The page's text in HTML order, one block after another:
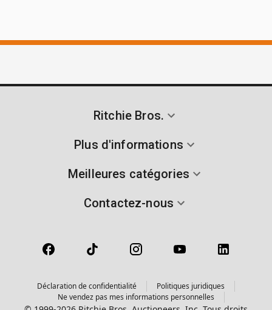
Ritchie Bros.
Plus d'informations
Meilleures catégories
Contactez-nous
Déclaration de confidentialité
Politiques juridiques
Ne vendez pas mes informations personnelles